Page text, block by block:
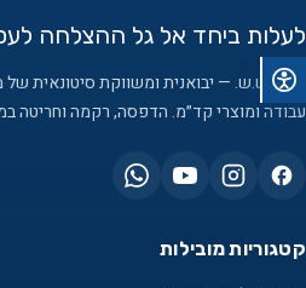
לעלות ביחד אל גל ההצלחה
אושן ש.ש. — יבואנית ומשווקת סיטונאית
עבודה ומוצרי קד״מ. הדפסה, רקמה וחריטה
קטגוריות מובילות